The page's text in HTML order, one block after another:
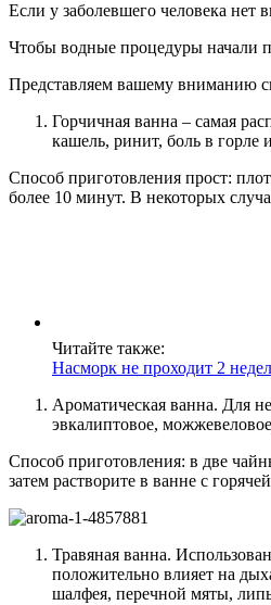
Если у заболевшего человека
Чтобы водные процедуры начали
Представляем вашему вниманию
Горчичная ванна – самая
кашель, ринит, боль в горле
Способ приготовления прост:
более 10 минут. В некоторых
Читайте также:
Насморк не проходит 2
Ароматическая ванна. Для
эвкалиптовое,
Способ приготовления: в две
затем растворите в ванне с
Травяная ванна.
положительно влияет на
шалфея, перечной мяты,